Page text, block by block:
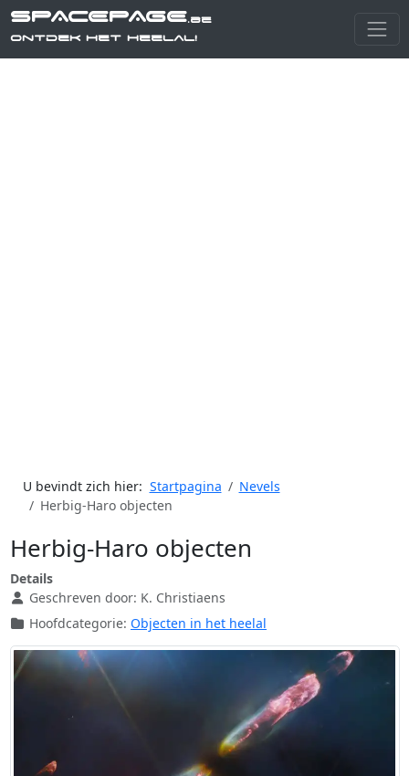
SPACEPAGE.be
Ontdek het heelal!
U bevindt zich hier: Startpagina
Nevels
Herbig-Haro objecten
Herbig-Haro objecten
Details
Geschreven door: K. Christiaens
Hoofdcategorie: Objecten in het heelal